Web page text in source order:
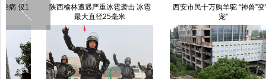
西安市民十万购羊驼 “神兽”变“萌
中部四省公安特警反恐拉动演练在